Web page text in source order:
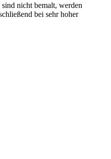
nicht bemalt, werden
bei sehr hoher